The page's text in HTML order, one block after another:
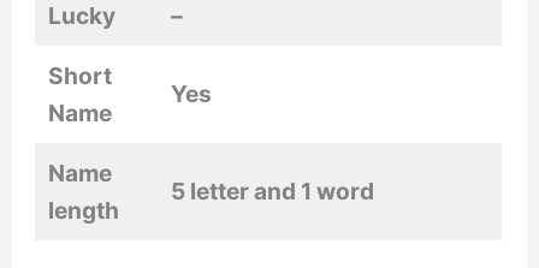
Lucky –
Short
Name
Yes
Name
length
5 letter and 1 word